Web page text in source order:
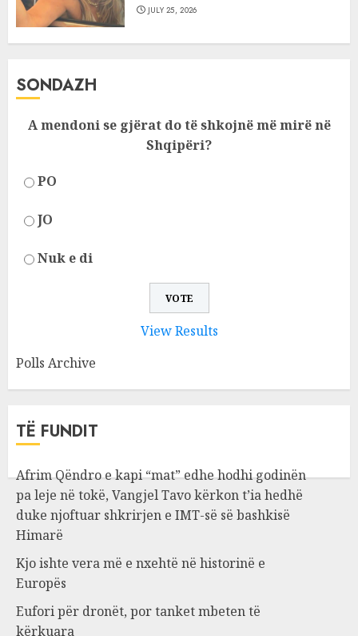
JULY 25, 2026
SONDAZH
A mendoni se gjërat do të shkojnë më mirë në
Shqipëri?
PO
JO
Nuk e di
View Results
Polls Archive
TË FUNDIT
Afrim Qëndro e kapi “mat” edhe hodhi godinën
pa leje në tokë, Vangjel Tavo kërkon t’ia hedhë
duke njoftuar shkrirjen e IMT-së së bashkisë
Himarë
Kjo ishte vera më e nxehtë në historinë e
Europës
Eufori për dronët, por tanket mbeten të
kërkuara